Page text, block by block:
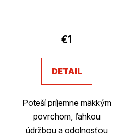
€1
DETAIL
Poteší príjemne mäkkým
povrchom, ľahkou
údržbou a odolnosťou